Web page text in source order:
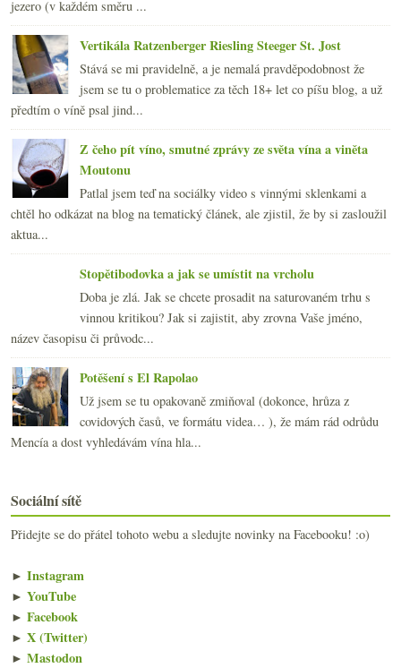
jezero (v každém směru ...
Vertikála Ratzenberger Riesling Steeger St. Jost
Stává se mi pravidelně, a je nemalá pravděpodobnost že
jsem se tu o problematice za těch 18+ let co píšu blog, a už
předtím o víně psal jind...
Z čeho pít víno, smutné zprávy ze světa vína a viněta
Moutonu
Patlal jsem teď na sociálky video s vinnými sklenkami a
chtěl ho odkázat na blog na tematický článek, ale zjistil, že by si zasloužil
aktua...
Stopětibodovka a jak se umístit na vrcholu
Doba je zlá. Jak se chcete prosadit na saturovaném trhu s
vinnou kritikou? Jak si zajistit, aby zrovna Vaše jméno,
název časopisu či průvodc...
Potěšení s El Rapolao
Už jsem se tu opakovaně zmiňoval (dokonce, hrůza z
covidových časů, ve formátu videa… ), že mám rád odrůdu
Mencía a dost vyhledávám vína hla...
Sociální sítě
Přidejte se do přátel tohoto webu a sledujte novinky na Facebooku! :o)
► Instagram
► YouTube
► Facebook
► X (Twitter)
► Mastodon